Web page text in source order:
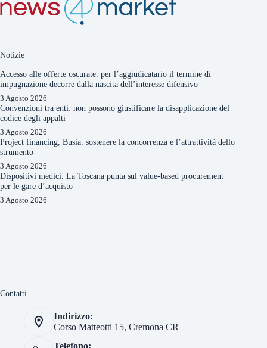
Notizie
Accesso alle offerte oscurate: per l’aggiudicatario il termine di
impugnazione decorre dalla nascita dell’interesse difensivo
3 Agosto 2026
Convenzioni tra enti: non possono giustificare la disapplicazione del
codice degli appalti
3 Agosto 2026
Project financing, Busia: sostenere la concorrenza e l’attrattività dello
strumento
3 Agosto 2026
Dispositivi medici. La Toscana punta sul value-based procurement
per le gare d’acquisto
3 Agosto 2026
Contatti
Indirizzo:
Corso Matteotti 15, Cremona CR
Telefono: